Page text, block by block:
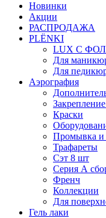
Новинки
Акции
РАСПРОДАЖА
PLЁNKI
LUX С
Для
Для
Аэрография
Краски
Промывка и
Трафареты
Сэт 8 шт
Серия А
Френч
Коллекции
Для
Гель лаки